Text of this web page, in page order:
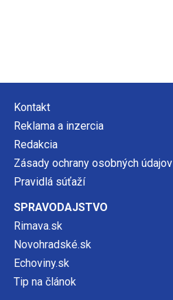
Kontakt
Reklama a inzercia
Redakcia
Zásady ochrany osobných údajov
Pravidlá súťaží
SPRAVODAJSTVO
Rimava.sk
Novohradské.sk
Echoviny.sk
Tip na článok